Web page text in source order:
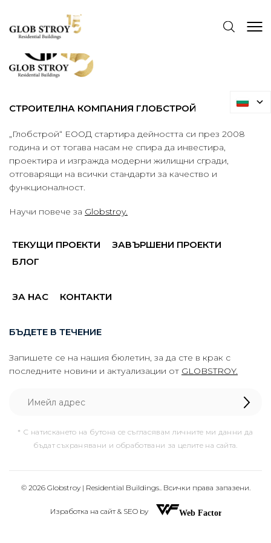
СТРОИТЕЛНА КОМПАНИЯ ГЛОБСТРОЙ
„Глобстрой“ ЕООД стартира дейността си през 2008
година и от тогава насам не спира да инвестира,
проектира и изгражда модерни жилищни сгради,
отговарящи на всички стандарти за качество и
функционалност.
Научи повече за Globstroy.
ТЕКУЩИ ПРОЕКТИ
ЗАВЪРШЕНИ ПРОЕКТИ
БЛОГ
ЗА НАС КОНТАКТИ
БЪДЕТЕ В ТЕЧЕНИЕ
Запишете се на нашия бюлетин, за да сте в крак с
последните новини и актуализации от GLOBSTROY.
* С натискането на бутона се съгласявам личните ми данни да
бъдат съхранявани и обработвани за целите на сайта.
© 2026 Globstroy | Residential Buildings.. Всички права запазени.
Изработка на сайт & SEO by